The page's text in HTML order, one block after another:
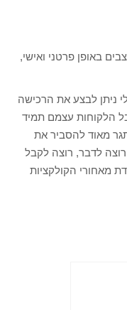
באופן פרטני ואישי,
ניתן לבצע את הרכישה
הלקוחות עצמם תמיד
מאוד להסביר את
לדבר, רוצה לקבל
מאחורי הקולקציות